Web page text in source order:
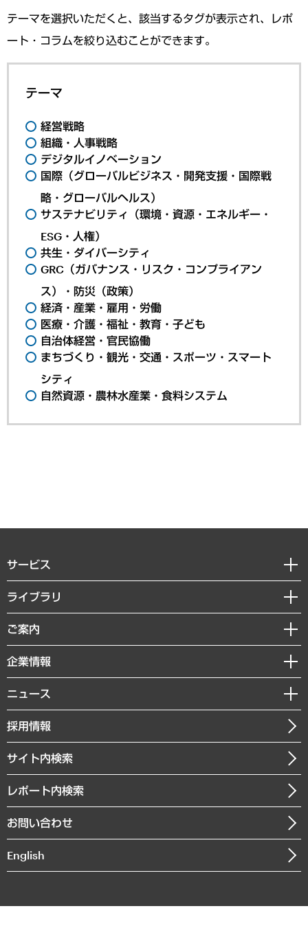
テーマを選択いただくと、該当するタグが表示され、レポ
ート・コラムを絞り込むことができます。
テーマ
経営戦略
組織・人事戦略
デジタルイノベーション
国際（グローバルビジネス・開発支援・国際戦
略・グローバルヘルス）
サステナビリティ（環境・資源・エネルギー・
ESG・人権）
共生・ダイバーシティ
GRC（ガバナンス・リスク・コンプライアン
ス）・防災（政策）
経済・産業・雇用・労働
医療・介護・福祉・教育・子ども
自治体経営・官民協働
まちづくり・観光・交通・スポーツ・スマート
シティ
自然資源・農林水産業・食料システム
サービス
経営戦略
組織・人事戦略
デジタルイノベーション
共生・ダイバーシティ
GRC（ガバナンス・リスク・コンプライアンス）・防災（政策）
経済・産業・雇用・労働
まちづくり・観光・交通・スポーツ・スマートシティ
自然資源・農林水産業・食料システム
ライブラリ
経済調査
レポート
コラム
経営用語集
受託・受注実績（官公庁関連）
メディア掲載・出演
ご案内
セミナー・イベント情報
MUFGビジネスセミナー
受託案件情報
企業情報
私たちの想い
社長メッセージ
会社概要
沿革
組織図・本部部室紹介
インドネシア現地法人
個人情報保護方針
ニュース
ニュースリリース
お知らせ
採用情報
サイト内検索
レポート内検索
お問い合わせ
English